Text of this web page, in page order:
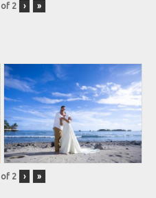
of 2 › »
of 2 › »